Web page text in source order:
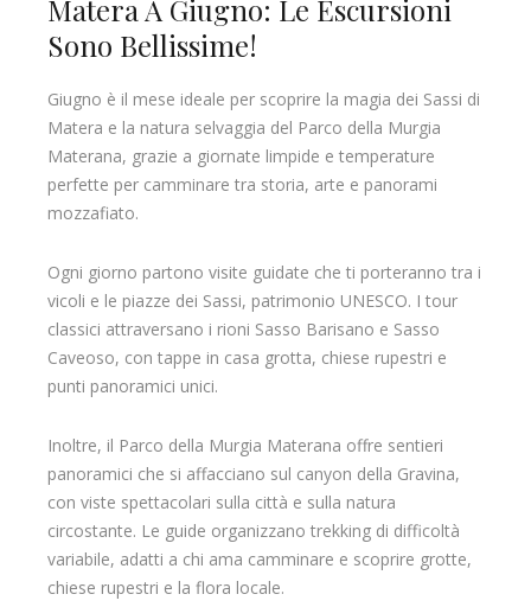
Matera A Giugno: Le Escursioni
Sono Bellissime!
Giugno è il mese ideale per scoprire la magia dei Sassi di
Matera e la natura selvaggia del Parco della Murgia
Materana, grazie a giornate limpide e temperature
perfette per camminare tra storia, arte e panorami
mozzafiato.
Ogni giorno partono visite guidate che ti porteranno tra i
vicoli e le piazze dei Sassi, patrimonio UNESCO. I tour
classici attraversano i rioni Sasso Barisano e Sasso
Caveoso, con tappe in casa grotta, chiese rupestri e
punti panoramici unici.
Inoltre, il Parco della Murgia Materana offre sentieri
panoramici che si affacciano sul canyon della Gravina,
con viste spettacolari sulla città e sulla natura
circostante. Le guide organizzano trekking di difficoltà
variabile, adatti a chi ama camminare e scoprire grotte,
chiese rupestri e la flora locale.